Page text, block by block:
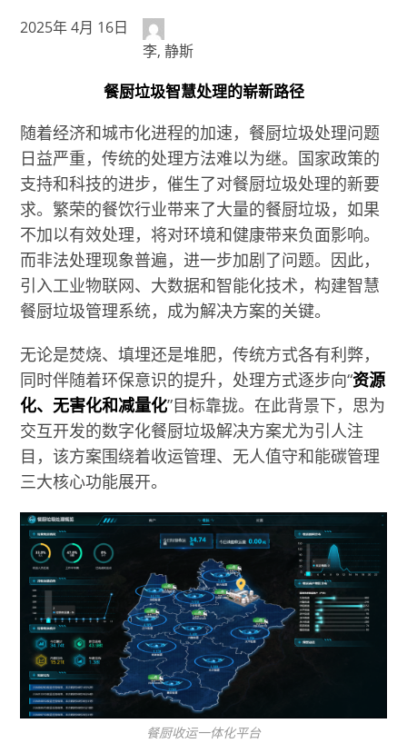
2025年 4月 16日
李, 静斯
餐厨垃圾智慧处理的崭新路径
随着经济和城市化进程的加速，餐厨垃圾处理问题
日益严重，传统的处理方法难以为继。国家政策的
支持和科技的进步，催生了对餐厨垃圾处理的新要
求。繁荣的餐饮行业带来了大量的餐厨垃圾，如果
不加以有效处理，将对环境和健康带来负面影响。
而非法处理现象普遍，进一步加剧了问题。因此，
引入工业物联网、大数据和智能化技术，构建智慧
餐厨垃圾管理系统，成为解决方案的关键。
无论是焚烧、填埋还是堆肥，传统方式各有利弊，
同时伴随着环保意识的提升，处理方式逐步向“资源
化、无害化和减量化”目标靠拢。在此背景下，思为
交互开发的数字化餐厨垃圾解决方案尤为引人注
目，该方案围绕着收运管理、无人值守和能碳管理
三大核心功能展开。
餐厨收运一体化平台